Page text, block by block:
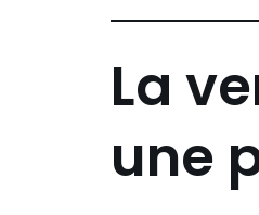
La
une